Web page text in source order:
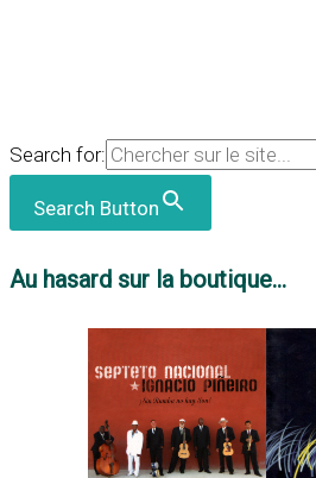
Search for:
Search Button
Au hasard sur la boutique...